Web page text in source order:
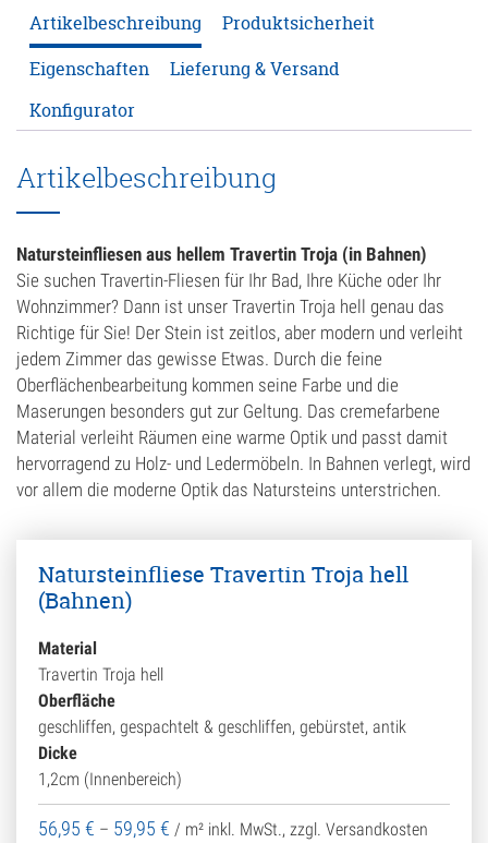
Artikelbeschreibung
Produktsicherheit
Eigenschaften
Lieferung & Versand
Konfigurator
Artikelbeschreibung
Natursteinfliesen aus hellem Travertin Troja (in Bahnen)
Sie suchen Travertin-Fliesen für Ihr Bad, Ihre Küche oder Ihr
Wohnzimmer? Dann ist unser Travertin Troja hell genau das
Richtige für Sie! Der Stein ist zeitlos, aber modern und verleiht
jedem Zimmer das gewisse Etwas. Durch die feine
Oberflächenbearbeitung kommen seine Farbe und die
Maserungen besonders gut zur Geltung. Das cremefarbene
Material verleiht Räumen eine warme Optik und passt damit
hervorragend zu Holz- und Ledermöbeln. In Bahnen verlegt, wird
vor allem die moderne Optik das Natursteins unterstrichen.
Natursteinfliese Travertin Troja hell
(Bahnen)
Material
Travertin Troja hell
Oberfläche
geschliffen, gespachtelt & geschliffen, gebürstet, antik
Dicke
1,2cm (Innenbereich)
56,95 € – 59,95 € / m² inkl. MwSt., zzgl. Versandkosten